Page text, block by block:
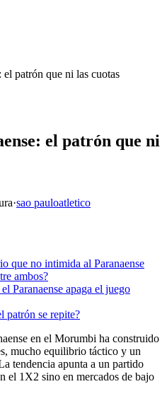
el patrón que ni las cuotas
el patrón que ni
·sao pauloatletico
que no intimida al Paranaense
ambos?
Paranaense apaga el juego
patrón se repite?
en el Morumbi ha construido
mucho equilibrio táctico y un
tendencia apunta a un partido
el 1X2 sino en mercados de bajo